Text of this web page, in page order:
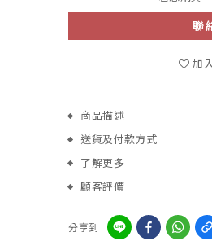
聯
加
商品描述
送貨及付款方式
了解更多
顧客評價
分享到